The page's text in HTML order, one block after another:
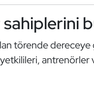
törende